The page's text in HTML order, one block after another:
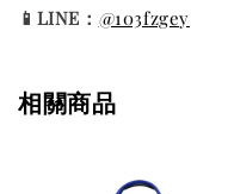
📱LINE： @103fzgey
相關商品